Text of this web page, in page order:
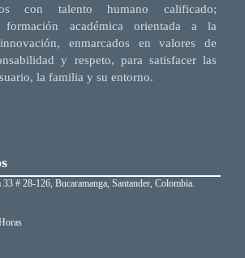
con talento humano calificado;
formación académica orientada a la
enmarcados en valores de
y respeto, para satisfacer las
la familia y su entorno.
33 # 28-126, Bucaramanga, Santander, Colombia.